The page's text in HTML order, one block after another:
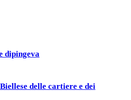
dipingeva
delle cartiere e dei